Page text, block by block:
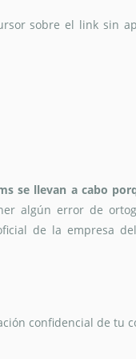
sobre el link sin
se llevan a cabo
algún error de
de la empresa
confidencial de tu